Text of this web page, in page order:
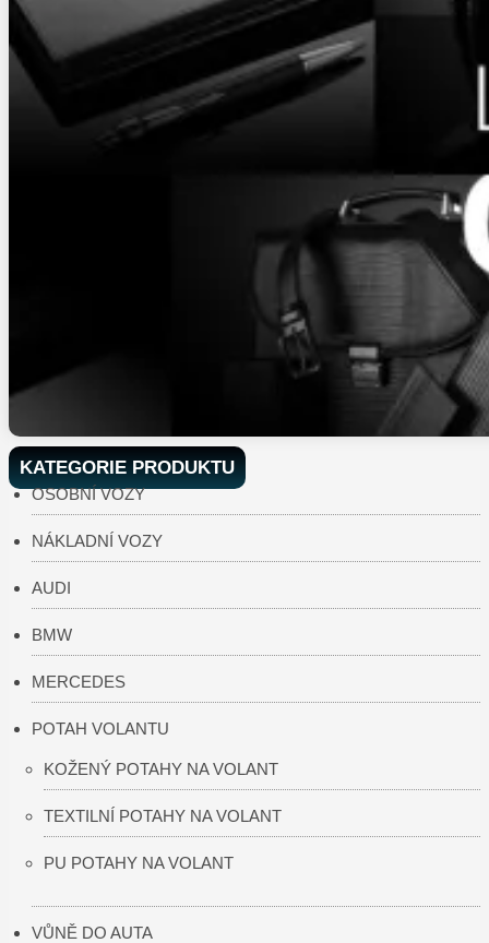
KATEGORIE PRODUKTU
OSOBNÍ VOZY
NÁKLADNÍ VOZY
AUDI
BMW
MERCEDES
POTAH VOLANTU
KOŽENÝ POTAHY NA VOLANT
TEXTILNÍ POTAHY NA VOLANT
PU POTAHY NA VOLANT
VŮNĚ DO AUTA